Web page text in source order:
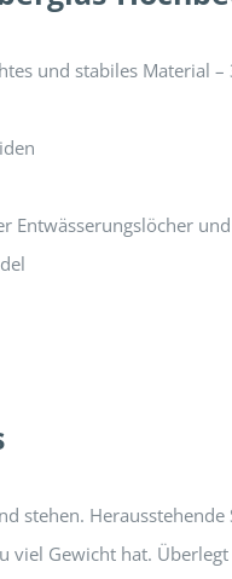
und stabiles Material
stehen.
Gewicht hat.